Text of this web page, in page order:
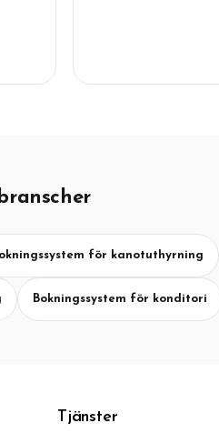
för kanotuthyrning
Bokningssystem för konditori
Tjänster